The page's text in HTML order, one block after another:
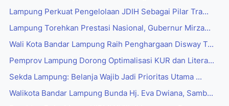
Lampung Perkuat Pengelolaan JDIH Sebagai Pilar Tra...
Lampung Torehkan Prestasi Nasional, Gubernur Mirza...
Wali Kota Bandar Lampung Raih Penghargaan Disway T...
Pemprov Lampung Dorong Optimalisasi KUR dan Litera...
Sekda Lampung: Belanja Wajib Jadi Prioritas Utama ...
Walikota Bandar Lampung Bunda Hj. Eva Dwiana, Samb...